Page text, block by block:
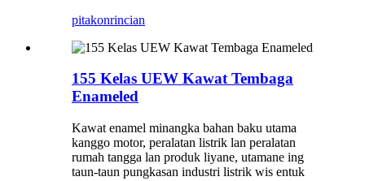
pitakonrincian
155 Kelas UEW Kawat Tembaga
Enameled
Kawat enamel minangka bahan baku utama
kanggo motor, peralatan listrik lan peralatan
rumah tangga lan produk liyane, utamane ing
taun-taun pungkasan industri listrik wis entuk